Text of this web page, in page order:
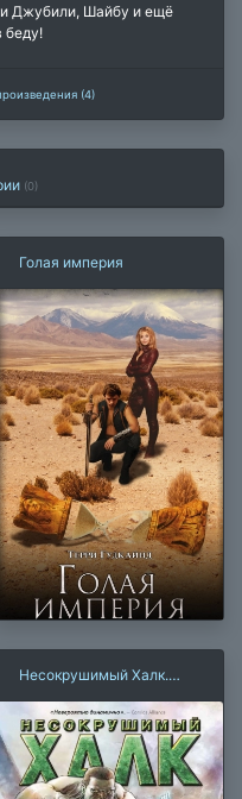
Джубили, Шайбу и ещё
беду!
(4)
(0)
Голая империя
Несокрушимый Халк.